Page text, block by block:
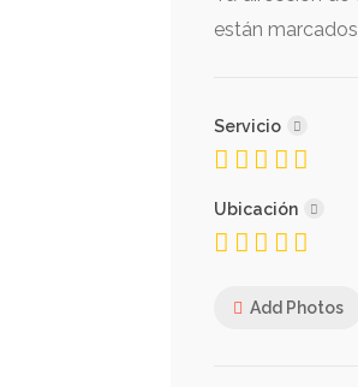
están
Servicio
Ubicación
Add Photos